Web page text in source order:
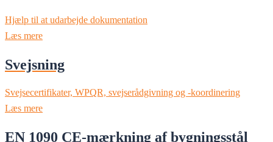
Hjælp til at udarbejde dokumentation
Læs mere
Svejsning
Svejsecertifikater, WPQR, svejserådgivning og -koordinering
Læs mere
EN 1090 CE-mærkning af bygningsstål